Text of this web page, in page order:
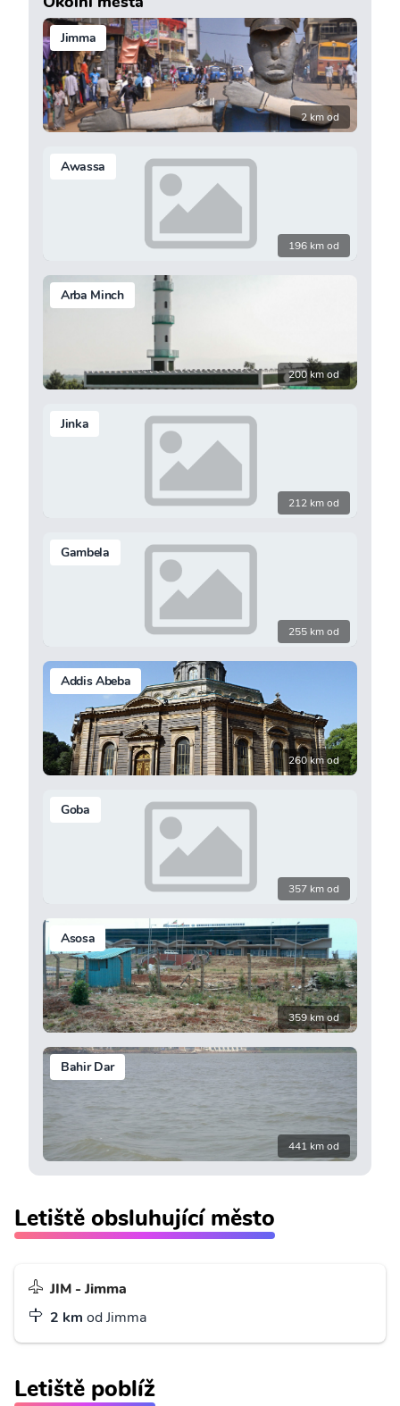
Jimma
2 km od
Awassa
196 km od
Arba Minch
200 km od
Jinka
212 km od
Gambela
255 km od
Addis Abeba
260 km od
Goba
357 km od
Asosa
359 km od
Bahir Dar
441 km od
Letiště obsluhující město
JIM - Jimma
2 km od Jimma
Letiště poblíž